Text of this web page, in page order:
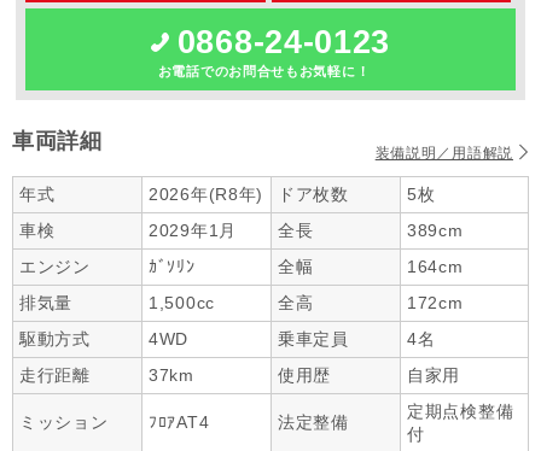
0868-24-0123
お電話でのお問合せもお気軽に！
車両詳細 装備説明／用語解説
年式 2026年(R8年) ドア枚数
5枚
車検
2029年1月 全長
389cm
エンジン
ｶﾞｿﾘﾝ 全幅
164cm
排気量
1,500cc 全高
172cm
駆動方式
4WD 乗車定員
4名
走行距離
37km 使用歴 自家用
ミッション ﾌﾛｱAT4 法定整備
定期点検整備
付